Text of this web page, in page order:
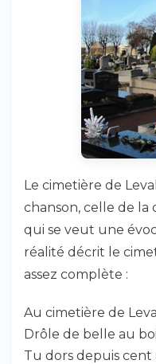
Le cimetière de
chanson, celle de
qui se veut une
réalité décrit le
assez complète :
Au cimetière de
Drôle de belle au
Tu dors depuis cent